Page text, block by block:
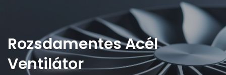
Rozsdamentes Acél
Ventilátor